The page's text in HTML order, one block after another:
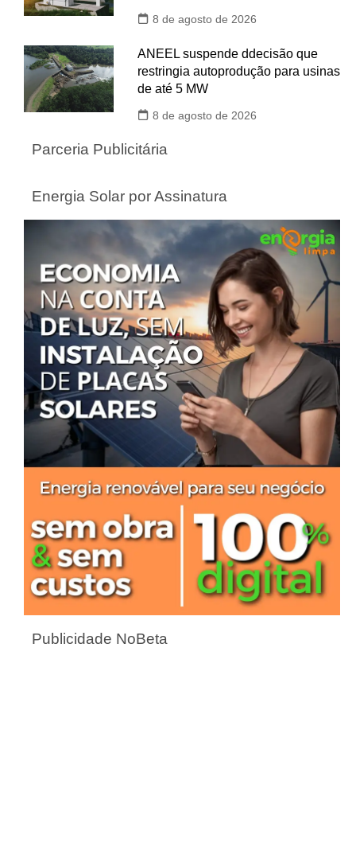
8 de agosto de 2026
ANEEL suspende ddecisão que
restringia autoprodução para usinas
de até 5 MW
8 de agosto de 2026
Parceria Publicitária
Energia Solar por Assinatura
Publicidade NoBeta